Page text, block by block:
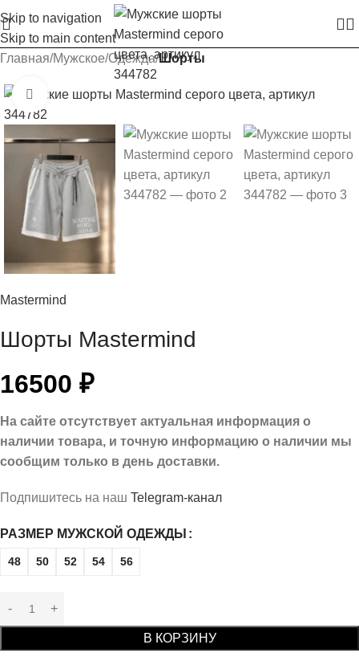
Skip to navigation
Skip to main content
Главная Мужское Одежда Шорты
Увеличить изображение
Mastermind
Шорты Mastermind
16500 ₽
На сайте отсутствует актуальная информация о
наличии товара, и точную информацию о наличии мы
сообщим только в день доставки.
Подпишитесь на наш Telegram-канал
РАЗМЕР МУЖСКОЙ ОДЕЖДЫ
48 50 52 54 56
В КОРЗИНУ